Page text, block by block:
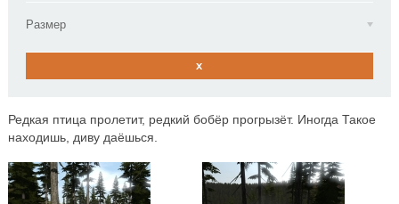
Размер
x
Редкая птица пролетит, редкий бобёр прогрызёт. Иногда Такое
находишь, диву даёшься.